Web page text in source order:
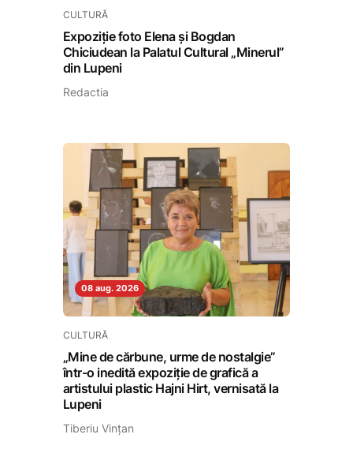
CULTURĂ
Expoziție foto Elena și Bogdan
Chiciudean la Palatul Cultural „Minerul”
din Lupeni
Redactia
08 aug. 2026
CULTURĂ
„Mine de cărbune, urme de nostalgie”
într-o inedită expoziție de grafică a
artistului plastic Hajni Hirt, vernisată la
Lupeni
Tiberiu Vințan